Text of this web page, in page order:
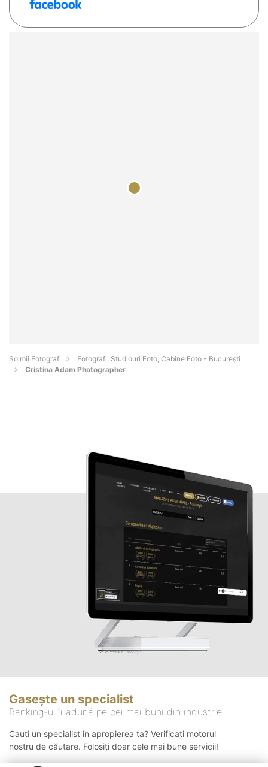
Șoimii Fotografi
Fotografi, Studiouri Foto, Cabine Foto - Bucureşti
Cristina Adam Photographer
Gasește un specialist
Ranking-ul îi adună pe cei mai buni din industrie
Cauți un specialist in apropierea ta? Verificați motorul
nostru de căutare. Folosiți doar cele mai bune servicii!